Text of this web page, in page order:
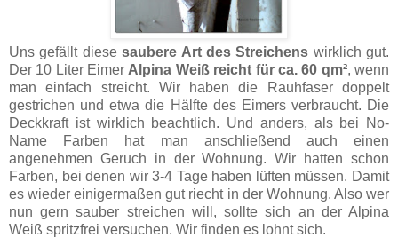
Uns gefällt diesesaubere Art des Streichens wirklich gut.
Der 10 Liter Eimer Alpina Weiß reicht für ca. 60 qm², wenn
man einfach streicht. Wir haben die Rauhfaser doppelt
gestrichen und etwa die Hälfte des Eimers verbraucht. Die
Deckkraft ist wirklich beachtlich. Und anders, als bei No-
Name Farben hat man anschließend auch einen
angenehmen Geruch in der Wohnung. Wir hatten schon
Farben, bei denen wir 3-4 Tage haben lüften müssen. Damit
es wieder einigermaßen gut riecht in der Wohnung. Also wer
nun gern sauber streichen will, sollte sich an der Alpina
Weiß spritzfrei versuchen. Wir finden es lohnt sich.